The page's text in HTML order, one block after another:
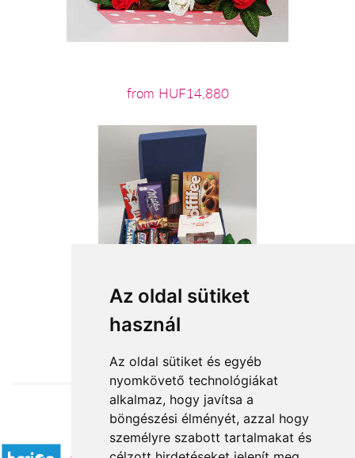
Az oldal sütiket
használ
Az oldal sütiket és egyéb
nyomkövető technológiákat
alkalmaz, hogy javítsa a
böngészési élményét, azzal hogy
személyre szabott tartalmakat és
from HUF14,880
from HUF19,800
Accepted payment methods